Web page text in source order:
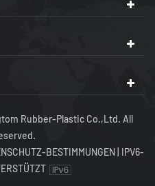
Rubber-Plastic Co.,Ltd. All
BESTIMMUNGEN| IPV6-